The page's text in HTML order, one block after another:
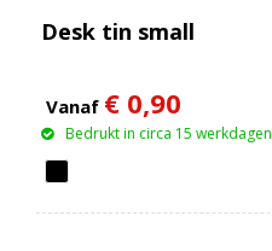
Desk tin small
Vanaf € 0,90
Bedrukt in circa 15 werkdagen